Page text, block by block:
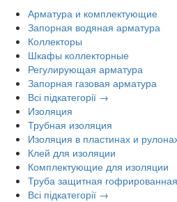
Арматура и комплектующие
Запорная водяная арматура
Коллекторы
Шкафы коллекторные
Регулирующая арматура
Запорная газовая арматура
Всі підкатегорії →
Изоляция
Трубная изоляция
Изоляция в пластинах и
Клей для изоляции
Комплектующие для изоляции
Труба защитная
Всі підкатегорії →